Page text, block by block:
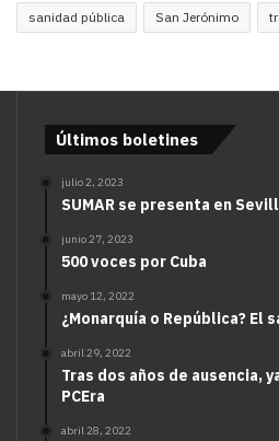
sanidad pública San Jerónimo
Últimos boletines
julio 2, 2023
SUMAR se presenta en
junio 27, 2023
500 voces por Cuba
mayo 12, 2022
¿Monarquía o República? El
abril 29, 2022
Tras dos años de ausencia,
PCEra
abril 28, 2022